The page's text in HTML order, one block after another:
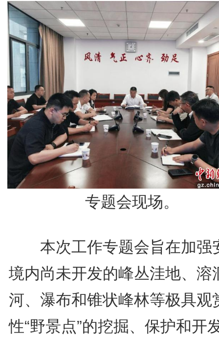
专题会现场。
本次工作专题会旨在加强
境内尚未开发的峰丛洼地、溶
河、瀑布和锥状峰林等极具观
性“野景点”的挖掘、保护和开